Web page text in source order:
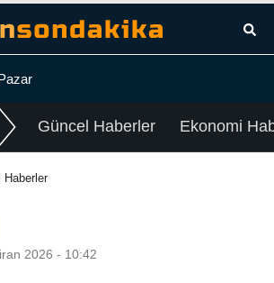
Güncel Haberler Ekonomi
Haberler
2026 - 10:42